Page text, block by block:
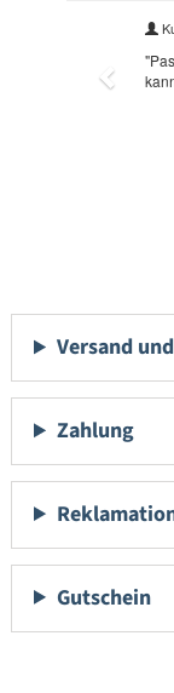
Versand
Zahlung
Gutschein